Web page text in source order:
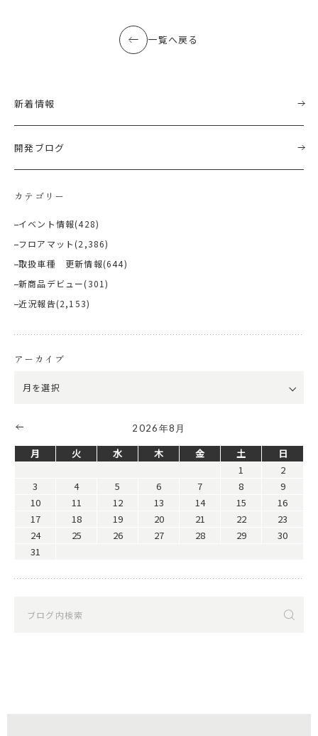
一覧へ戻る
新着情報
開発ブログ
カテゴリー
イベント情報(428)
フロアマット (2,386)
取扱車種 更新情報(644)
新商品デビュー(301)
近況報告(2,153)
アーカイブ
2026年8月
月 火 水 木 金 土
日
1
2
3
4 5 6 7 8
9
10
11 12 13 14 15
16
17
18 19 20 21 22
23
24
25 26 27 28 29
30
31